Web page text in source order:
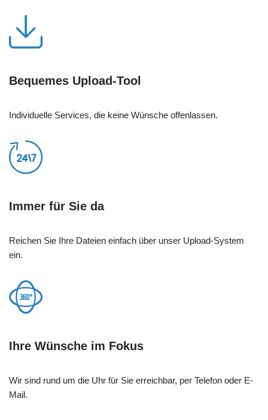
Bequemes Upload-Tool
Individuelle Services, die keine Wünsche offenlassen.
Immer für Sie da
Reichen Sie Ihre Dateien einfach über unser Upload-System
ein.
Ihre Wünsche im Fokus
Wir sind rund um die Uhr für Sie erreichbar, per Telefon oder E-
Mail.